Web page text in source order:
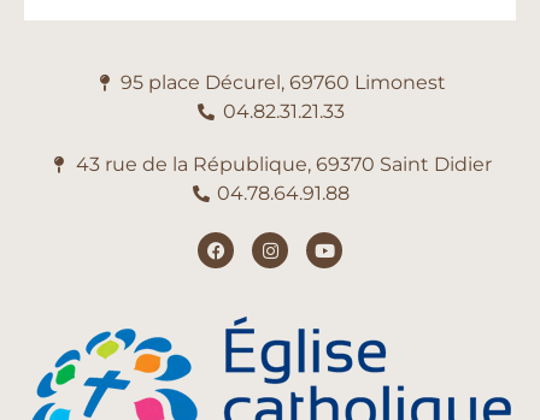
95 place Décurel, 69760 Limonest
04.82.31.21.33
43 rue de la République, 69370 Saint Didier
04.78.64.91.88